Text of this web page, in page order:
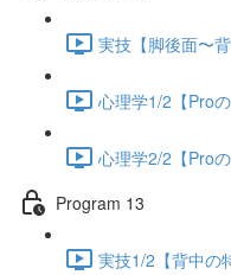
実技【脚後面〜
心理学1/2【Pro
心理学2/2【Pro
Program 13
実技1/2【背中